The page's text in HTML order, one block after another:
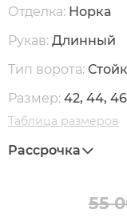
Отделка: Норка
Рукав: Длинный
Тип ворота:
Размер: 42, 44,
Таблица размеров
55
Рассрочка